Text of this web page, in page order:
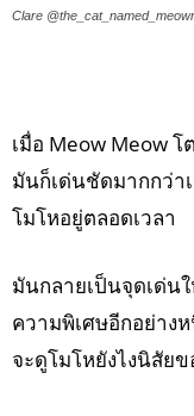
Clare
เมื่อ Meow Meow
มันก็เด่นชัดมากกว่า
โมโหอยู่ตลอดเวลา
มันกลายเป็นจุดเด่น
ความพิเศษอีกอย่าง
จะดูโมโหยังไงนิสัย